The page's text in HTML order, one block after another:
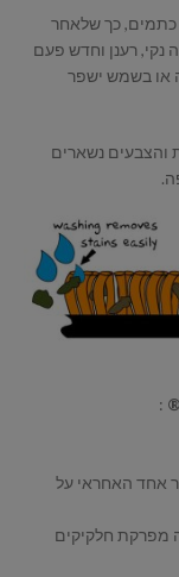
כתמים, כך שלאחר
רענן וחדש פעם
או בשמש ישפר
והצבעים נשארים
:
אחד האחראי על
מפרקת חלקיקים